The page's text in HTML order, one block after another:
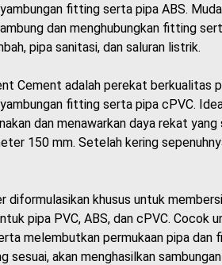
fitting serta pipa ABS.
dan menghubungkan fitting
pipa sanitasi, dan saluran listrik.
Cement adalah perekat berkualitas
fitting serta pipa cPVC.
dan menawarkan daya rekat
150 mm. Setelah kering
diformulasikan khusus untuk
pipa PVC, ABS, dan cPVC.
melembutkan permukaan pipa dan
sesuai, akan menghasilkan